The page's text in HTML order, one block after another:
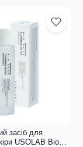
засіб для
USOLAB Bio